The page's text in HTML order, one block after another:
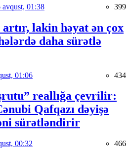
avqust, 01:38 399
lakin həyat ən çox
daha sürətlə
01:06 434
reallığa çevrilir:
Qafqazı dəyişə
sürətləndirir
00:32 466